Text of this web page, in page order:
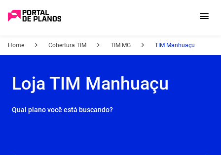
Home Cobertura TIM TIM MG TIM Manhuaçu
Loja TIM Manhuaçu
Qual plano você está buscando?